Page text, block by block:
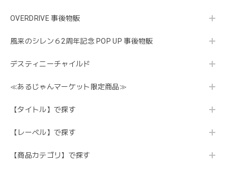
OVERDRIVE 事後物販
風来のシレン６2周年記念 POP UP 事後物販
デスティニーチャイルド
≪あるじゃんマーケット限定商品≫
【タイトル】で探す
【レーベル】で探す
【商品カテゴリ】で探す